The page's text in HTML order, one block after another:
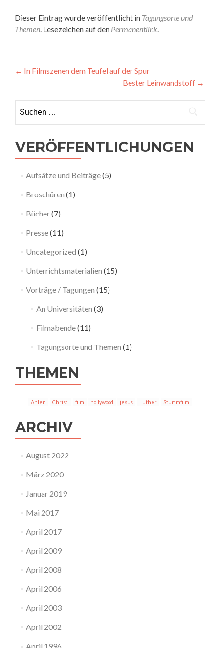
Dieser Eintrag wurde veröffentlicht in Tagungsorte und
Themen. Lesezeichen auf den Permanentlink.
Beitragsnavigation
← In Filmszenen dem Teufel auf der Spur
Bester Leinwandstoff →
VERÖFFENTLICHUNGEN
Aufsätze und Beiträge(5)
Broschüren (1)
Bücher(7)
Presse(11)
Uncategorized (1)
Unterrichtsmaterialien (15)
Vorträge / Tagungen (15)
An Universitäten (3)
Filmabende(11)
Tagungsorte und Themen (1)
THEMEN
Ahlen Christi film hollywood jesus Luther Stummfilm
ARCHIV
August 2022
März 2020
Januar 2019
Mai 2017
April 2017
April 2009
April 2008
April 2006
April 2003
April 2002
April 1996